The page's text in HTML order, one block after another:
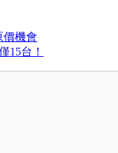
價機會
15台！